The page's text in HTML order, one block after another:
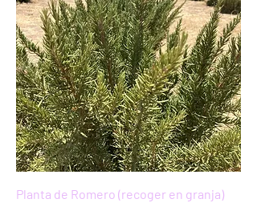
Planta de Romero (recoger en granja)